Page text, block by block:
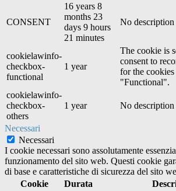
CONSENT
16 years 8
months 23
days 9 hours
21 minutes
No description
cookielawinfo-
checkbox-
functional
1 year
The cookie is
consent to
for the
"Functional".
cookielawinfo-
checkbox-
others
1 year No description
Necessari
Necessari
I cookie necessari sono assolutamente
funzionamento del sito web. Questi cookie
di base e caratteristiche di sicurezza del sito
Cookie
Durata